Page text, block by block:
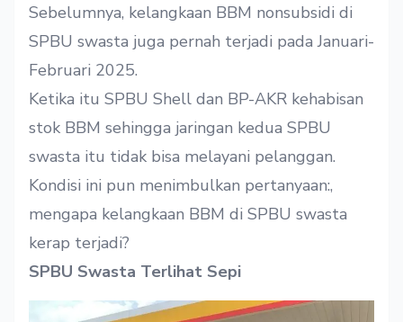
Sebelumnya, kelangkaan BBM nonsubsidi di
SPBU swasta juga pernah terjadi pada Januari-
Februari 2025.
Ketika itu SPBU Shell dan BP-AKR kehabisan
stok BBM sehingga jaringan kedua SPBU
swasta itu tidak bisa melayani pelanggan.
Kondisi ini pun menimbulkan pertanyaan:,
mengapa kelangkaan BBM di SPBU swasta
kerap terjadi?
SPBU Swasta Terlihat Sepi